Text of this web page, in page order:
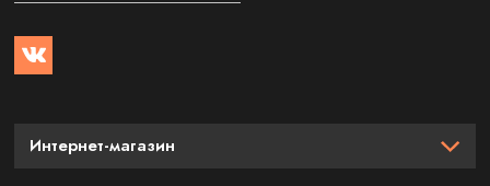
Интернет-магазин